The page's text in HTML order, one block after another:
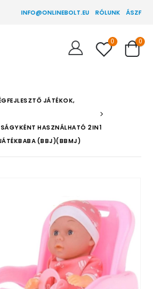
INFO@ONLINEBOLT.EU RÓLUNK ÁSZF
0 0
JÁTÉKOK,
HASZNÁLHATÓ 2IN1
(BBJ)(BBMJ)